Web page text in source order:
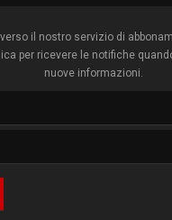
il nostro servizio di
per ricevere le notifiche
nuove informazioni.